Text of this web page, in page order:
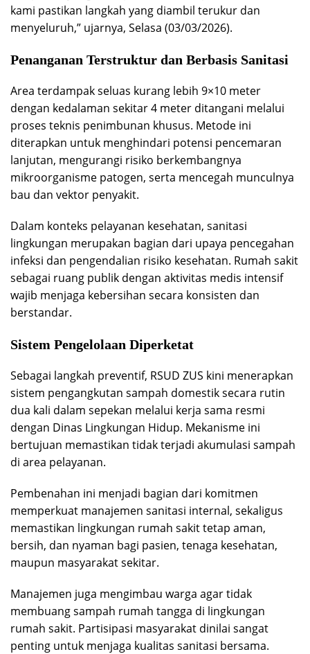
kami pastikan langkah yang diambil terukur dan
menyeluruh,” ujarnya, Selasa (03/03/2026).
Penanganan Terstruktur dan Berbasis Sanitasi
Area terdampak seluas kurang lebih 9×10 meter
dengan kedalaman sekitar 4 meter ditangani melalui
proses teknis penimbunan khusus. Metode ini
diterapkan untuk menghindari potensi pencemaran
lanjutan, mengurangi risiko berkembangnya
mikroorganisme patogen, serta mencegah munculnya
bau dan vektor penyakit.
Dalam konteks pelayanan kesehatan, sanitasi
lingkungan merupakan bagian dari upaya pencegahan
infeksi dan pengendalian risiko kesehatan. Rumah sakit
sebagai ruang publik dengan aktivitas medis intensif
wajib menjaga kebersihan secara konsisten dan
berstandar.
Sistem Pengelolaan Diperketat
Sebagai langkah preventif, RSUD ZUS kini menerapkan
sistem pengangkutan sampah domestik secara rutin
dua kali dalam sepekan melalui kerja sama resmi
dengan Dinas Lingkungan Hidup. Mekanisme ini
bertujuan memastikan tidak terjadi akumulasi sampah
di area pelayanan.
Pembenahan ini menjadi bagian dari komitmen
memperkuat manajemen sanitasi internal, sekaligus
memastikan lingkungan rumah sakit tetap aman,
bersih, dan nyaman bagi pasien, tenaga kesehatan,
maupun masyarakat sekitar.
Manajemen juga mengimbau warga agar tidak
membuang sampah rumah tangga di lingkungan
rumah sakit. Partisipasi masyarakat dinilai sangat
penting untuk menjaga kualitas sanitasi bersama.